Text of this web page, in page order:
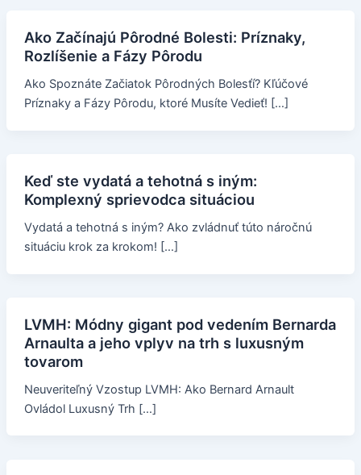
Ako Začínajú Pôrodné Bolesti: Príznaky,
Rozlíšenie a Fázy Pôrodu
Ako Spoznáte Začiatok Pôrodných Bolesťí? Kľúčové
Príznaky a Fázy Pôrodu, ktoré Musíte Vedieť! […]
Keď ste vydatá a tehotná s iným:
Komplexný sprievodca situáciou
Vydatá a tehotná s iným? Ako zvládnuť túto náročnú
situáciu krok za krokom! […]
LVMH: Módny gigant pod vedením Bernarda
Arnaulta a jeho vplyv na trh s luxusným
tovarom
Neuveriteľný Vzostup LVMH: Ako Bernard Arnault
Ovládol Luxusný Trh […]